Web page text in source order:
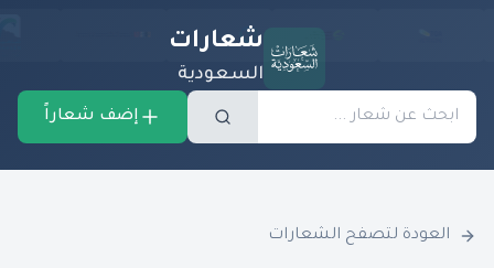
شعارات
السعودية
إضف شعاراً
العودة لتصفح الشعارات